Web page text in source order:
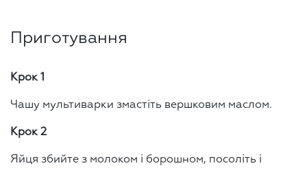
Приготування
Крок 1
Чашу мультиварки змастіть вершковим маслом.
Крок 2
Яйця збийте з молоком і борошном, посоліть і